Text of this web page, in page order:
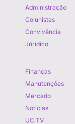
Administração
Colunistas
Convivência
Júridico
Finanças
Manutenções
Mercado
Notícias
UC TV